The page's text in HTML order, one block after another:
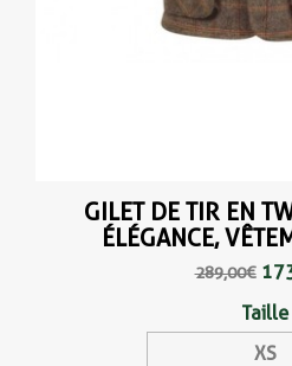
GILET DE TIR EN
ÉLÉGANCE,
289,00 €
Taille